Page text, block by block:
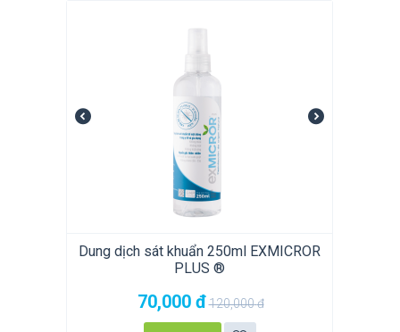
Dung dịch sát khuẩn 250ml EXMICROR
PLUS ®
70,000 đ120,000đ